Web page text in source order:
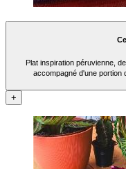
Plat inspiration péruvienne,
accompagné d'une portion
+